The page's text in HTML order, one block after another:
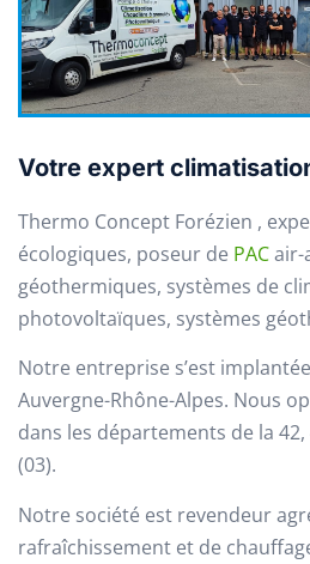
Votre expert
Thermo Concept Forézien ,
écologiques, poseur de PACair-
géothermiques, systèmes de
photovoltaïques, systèmes
Notre entreprise s’est
Auvergne-Rhône-Alpes. Nous
dans les départements de la 42,
(03).
Notre société est revendeur
rafraîchissement et de